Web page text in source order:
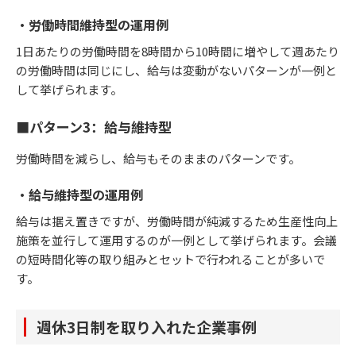
・労働時間維持型の運用例
1日あたりの労働時間を8時間から10時間に増やして週あたり
の労働時間は同じにし、給与は変動がないパターンが一例と
して挙げられます。
■パターン3：給与維持型
労働時間を減らし、給与もそのままのパターンです。
・給与維持型の運用例
給与は据え置きですが、労働時間が純減するため生産性向上
施策を並行して運用するのが一例として挙げられます。会議
の短時間化等の取り組みとセットで行われることが多いで
す。
週休3日制を取り入れた企業事例